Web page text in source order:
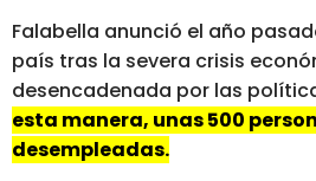
Falabella anunció el año
país tras la severa crisis
desencadenada por las
esta manera, unas 500
desempleadas.